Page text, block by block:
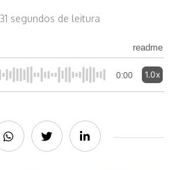
segundos de leitura
readme
0:00 1.0x